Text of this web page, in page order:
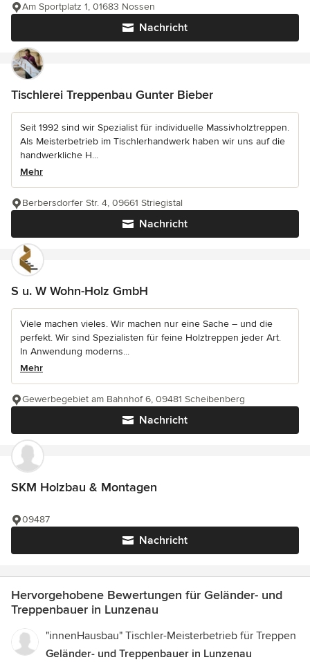
Nachricht
Am Sportplatz 1, 01683 Nossen
Tischlerei Treppenbau Gunter Bieber
Seit 1992 sind wir Spezialist für individuelle Massivholztreppen.
Als Meisterbetrieb im Tischlerhandwerk haben wir uns auf die
handwerkliche H...
Mehr
Nachricht
Berbersdorfer Str. 4, 09661 Striegistal
S u. W Wohn-Holz GmbH
Viele machen vieles. Wir machen nur eine Sache – und die
perfekt. Wir sind Spezialisten für feine Holztreppen jeder Art.
In Anwendung moderns...
Mehr
Nachricht
Gewerbegebiet am Bahnhof 6, 09481 Scheibenberg
SKM Holzbau & Montagen
Nachricht
09487
Hervorgehobene Bewertungen für Geländer- und
Treppenbauer in Lunzenau
"innenHausbau" Tischler-Meisterbetrieb für Treppen
Geländer- und Treppenbauer in Lunzenau